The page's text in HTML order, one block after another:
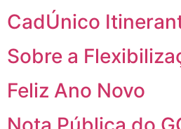
CadÚnico
Sobre a
Feliz Ano Novo